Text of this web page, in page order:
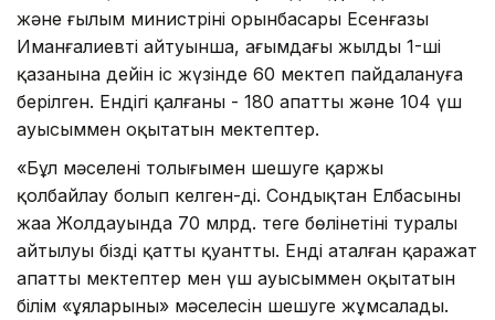
және ғылым министрінің орынбасары Есенғазы
Иманғалиевтің айтуынша, ағымдағы жылдың 1-ші
қазанына дейін іс жүзінде 60 мектеп пайдалануға
берілген. Ендігі қалғаны - 180 апатты және 104 үш
ауысыммен оқытатын мектептер.
«Бұл мәселені толығымен шешуге қаржы
қолбайлау болып келген-ді. Сондықтан Елбасының
жаңа Жолдауында 70 млрд. теңге бөлінетіні туралы
айтылуы бізді қатты қуантты. Енді аталған қаражат
апатты мектептер мен үш ауысыммен оқытатын
білім «ұяларының» мәселесін шешуге жұмсалады.